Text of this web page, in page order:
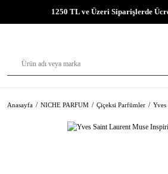
1250 TL ve Üzeri Siparişlerde
Anasayfa NICHE PARFUM Çiçeksi Parfümler